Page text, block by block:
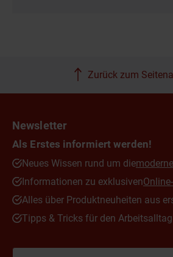
Zurück zum
Newsletter
Als Erstes informiert werden!
Neues Wissen rund um die
Informationen zu exklusiven
Alles über Produktneuheiten aus
Tipps & Tricks für den Arbeitsalltag